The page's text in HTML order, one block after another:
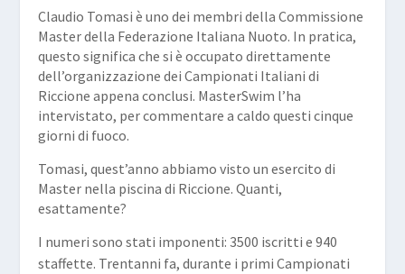
Claudio Tomasi è uno dei membri della Commissione
Master della Federazione Italiana Nuoto. In pratica,
questo significa che si è occupato direttamente
dell’organizzazione dei Campionati Italiani di
Riccione appena conclusi. MasterSwim l’ha
intervistato, per commentare a caldo questi cinque
giorni di fuoco.
Tomasi, quest’anno abbiamo visto un esercito di
Master nella piscina di Riccione. Quanti,
esattamente?
I numeri sono stati imponenti: 3500 iscritti e 940
staffette. Trentanni fa, durante i primi Campionati